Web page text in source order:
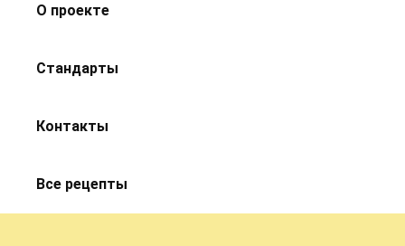
О проекте
Стандарты
Контакты
Все рецепты